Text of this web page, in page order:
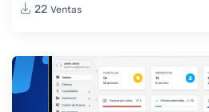
22 Ventas